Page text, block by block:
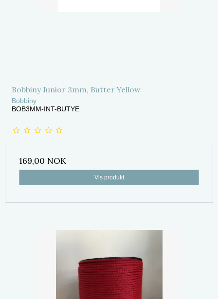
Bobbiny Junior 3mm, Butter Yellow
Bobbiny
BOB3MM-INT-BUTYE
169,00 NOK
Vis produkt